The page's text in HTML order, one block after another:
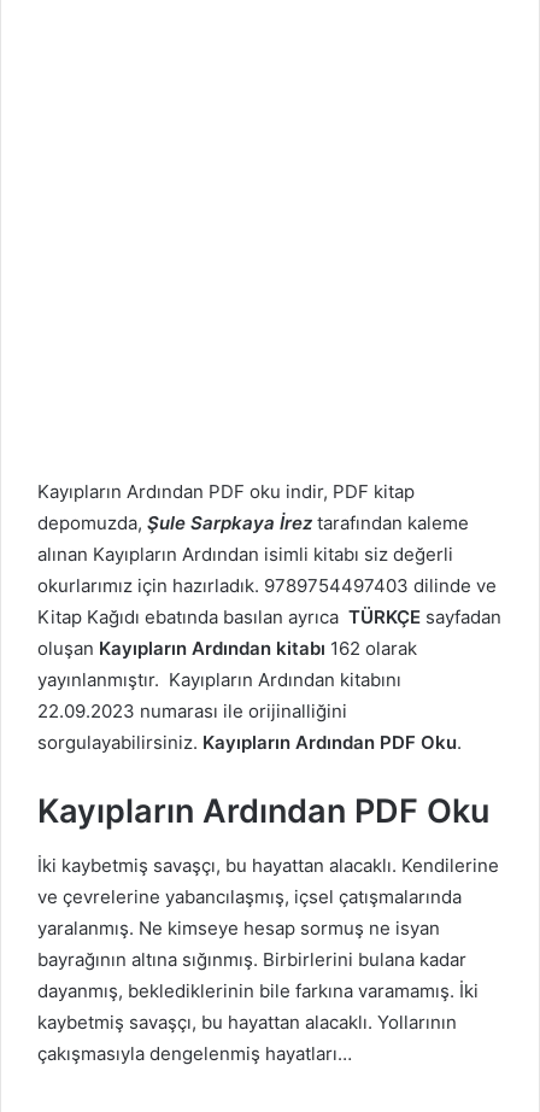
Kayıpların Ardından PDF oku indir, PDF kitap
depomuzda, Şule Sarpkaya İrez tarafından kaleme
alınan Kayıpların Ardından isimli kitabı siz değerli
okurlarımız için hazırladık. 9789754497403 dilinde ve
Kitap Kağıdı ebatında basılan ayrıca TÜRKÇE sayfadan
oluşan Kayıpların Ardından kitabı 162 olarak
yayınlanmıştır. Kayıpların Ardından kitabını
22.09.2023 numarası ile orijinalliğini
sorgulayabilirsiniz. Kayıpların Ardından PDF Oku.
Kayıpların Ardından PDF Oku
İki kaybetmiş savaşçı, bu hayattan alacaklı. Kendilerine
ve çevrelerine yabancılaşmış, içsel çatışmalarında
yaralanmış. Ne kimseye hesap sormuş ne isyan
bayrağının altına sığınmış. Birbirlerini bulana kadar
dayanmış, beklediklerinin bile farkına varamamış. İki
kaybetmiş savaşçı, bu hayattan alacaklı. Yollarının
çakışmasıyla dengelenmiş hayatları…